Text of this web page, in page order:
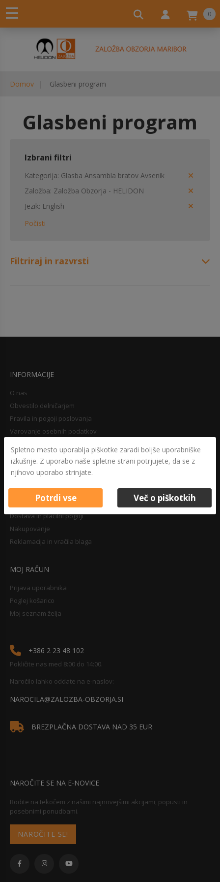
0
Domov Glasbeni program
Glasbeni program
Izbrani filtri
Kategorija Glasba Ansambla bratov Avsenik
Založba Založba Obzorja - HELIDON
Jezik English
Počisti
Filtriraj in razvrsti
INFORMACIJE
O nas
Obvestilo delničarjem
Pravila in pogoji poslovanja
Varovanje osebnih podatkov
Pravilnik o zasebnosti
Pravno obvestilo
NAKUPOVANJE
Dostava in plačilni pogoji
Nakupovanje
Reklamacija in vračila blaga
MOJ RAČUN
Prijava uporabnika
Poglej košarico
Moj seznam želja
+386 2 23 48 102
Pokličite nas med 8:00 do 14:00.
Naročilo lahko oddate na e-naslov:
NAROCILA@ZALOZBA-OBZORJA.SI
BREZPLAČNA DOSTAVA NAD 35 EUR
NAROČITE SE NA E-NOVICE
Bodite na tekočem z našimi najnovejšimi akcijami, popusti in
posebnimi ponudbami.
NAROČITE SE!
Spletno mesto uporablja piškotke zaradi boljše uporabniške
izkušnje. Z uporabo naše spletne strani potrjujete, da se z
njihovo uporabo strinjate.
Potrdi vse Več o piškotkih